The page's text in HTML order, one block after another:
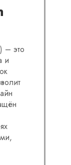
– это
и